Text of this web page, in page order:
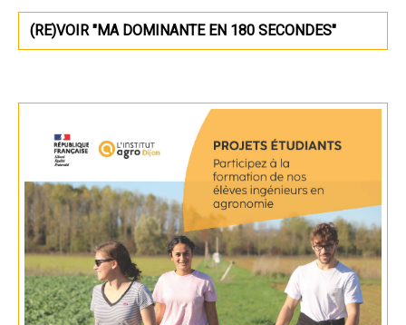
(RE)VOIR "MA DOMINANTE EN 180 SECONDES"